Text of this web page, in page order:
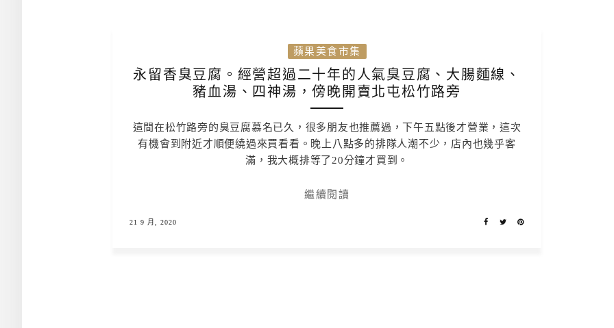
蘋果美食市集
永留香臭豆腐。經營超過二十年的人氣臭豆腐、大腸麵線、
豬血湯、四神湯，傍晚開賣北屯松竹路旁
這間在松竹路旁的臭豆腐慕名已久，很多朋友也推薦過，下午五點後才營業，這次
有機會到附近才順便繞過來買看看。晚上八點多的排隊人潮不少，店內也幾乎客
滿，我大概排等了20分鐘才買到。
繼續閱讀
21 9 月, 2020